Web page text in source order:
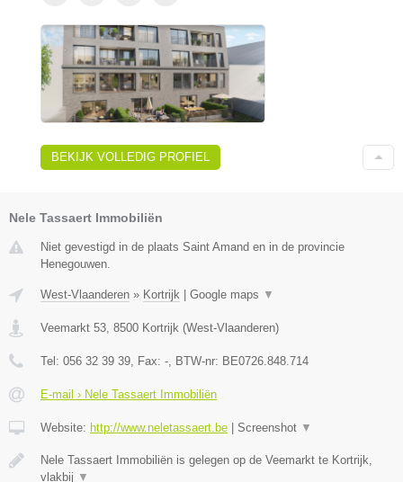
BEKIJK VOLLEDIG PROFIEL
Nele Tassaert Immobiliën
Niet gevestigd in de plaats Saint Amand en in de provincie
Henegouwen.
West-Vlaanderen » Kortrijk Google maps ▼
Veemarkt 53 8500 Kortrijk (West-Vlaanderen)
Tel: 056 32 39 39 , Fax: - , BTW-nr: BE0726.848.714
E-mail › Nele Tassaert Immobiliën
Website: http://www.neletassaert.be Screenshot ▼
Nele Tassaert Immobiliën is gelegen op de Veemarkt te Kortrijk,
vlakbij ▼